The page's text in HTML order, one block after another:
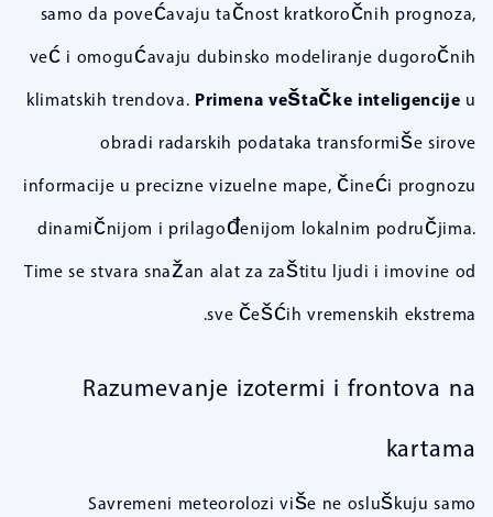
samo da povećavaju tačnost kratkoročnih prognoza,
već i omogućavaju dubinsko modeliranje dugoročnih
klimatskih trendova. Primena veštačke inteligencije u
obradi radarskih podataka transformiše sirove
informacije u precizne vizuelne mape, čineći prognozu
dinamičnijom i prilagođenijom lokalnim područjima.
Time se stvara snažan alat za zaštitu ljudi i imovine od
sve češćih vremenskih ekstrema.
Razumevanje izotermi i frontova na
kartama
Savremeni meteorolozi više ne osluškuju samo